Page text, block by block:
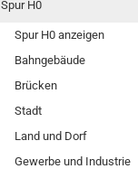
Spur H0
Spur H0 anzeigen
Bahngebäude
Brücken
Stadt
Land und Dorf
Gewerbe und Industrie